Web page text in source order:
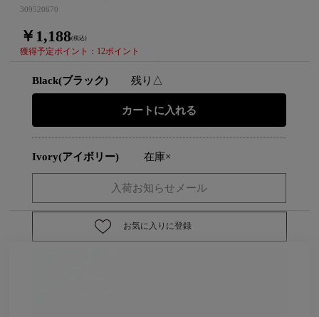
309520670
￥1,188(税込)
獲得予定ポイント：12ポイント
Black(ブラック) 残り△
Ivory(アイボリー) 在庫×
お気に入りに登録